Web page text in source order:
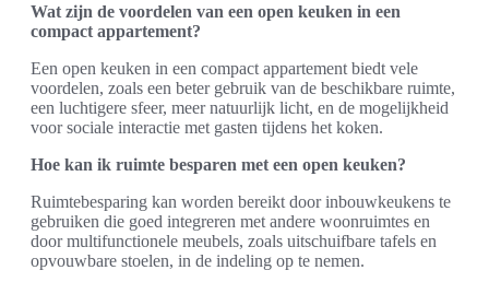
Wat zijn de voordelen van een open keuken in een
compact appartement?
Een open keuken in een compact appartement biedt vele
voordelen, zoals een beter gebruik van de beschikbare ruimte,
een luchtigere sfeer, meer natuurlijk licht, en de mogelijkheid
voor sociale interactie met gasten tijdens het koken.
Hoe kan ik ruimte besparen met een open keuken?
Ruimtebesparing kan worden bereikt door inbouwkeukens te
gebruiken die goed integreren met andere woonruimtes en
door multifunctionele meubels, zoals uitschuifbare tafels en
opvouwbare stoelen, in de indeling op te nemen.